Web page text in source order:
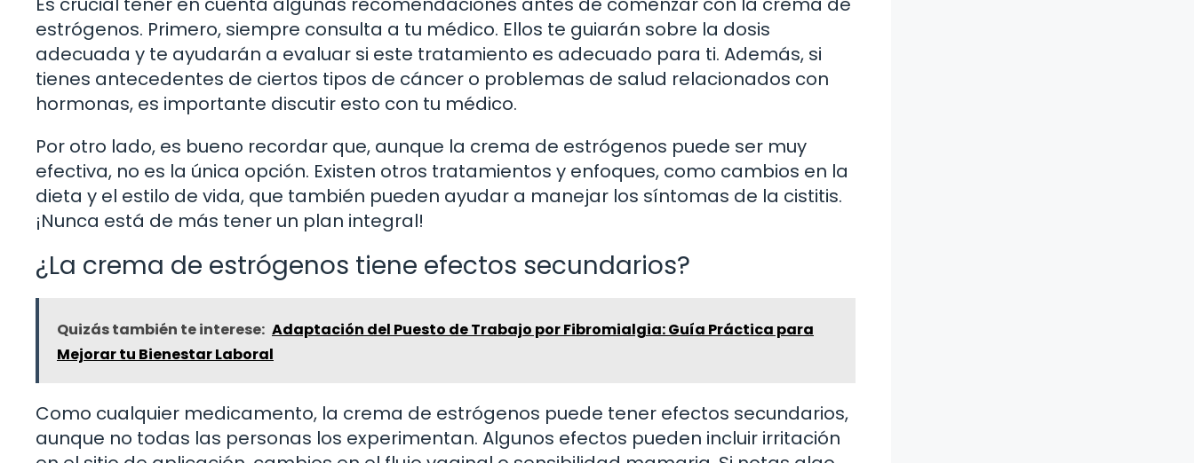
estrógenos. Primero, siempre consulta a tu médico. Ellos te guiarán sobre la dosis
adecuada y te ayudarán a evaluar si este tratamiento es adecuado para ti. Además, si
tienes antecedentes de ciertos tipos de cáncer o problemas de salud relacionados con
hormonas, es importante discutir esto con tu médico.
Por otro lado, es bueno recordar que, aunque la crema de estrógenos puede ser muy
efectiva, no es la única opción. Existen otros tratamientos y enfoques, como cambios en la
dieta y el estilo de vida, que también pueden ayudar a manejar los síntomas de la cistitis.
¡Nunca está de más tener un plan integral!
¿La crema de estrógenos tiene efectos secundarios?
Quizás también te interese: Adaptación del Puesto de Trabajo por Fibromialgia: Guía Práctica para
Mejorar tu Bienestar Laboral
Como cualquier medicamento, la crema de estrógenos puede tener efectos secundarios,
aunque no todas las personas los experimentan. Algunos efectos pueden incluir irritación